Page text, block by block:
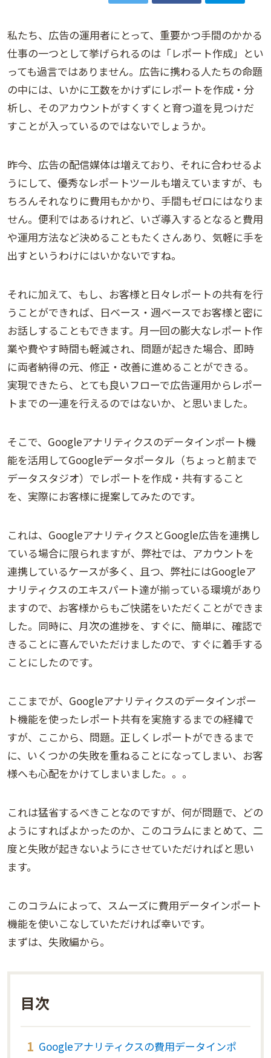
私たち、広告の運用者にとって、重要かつ手間のかかる
仕事の一つとして挙げられるのは「レポート作成」とい
っても過言ではありません。広告に携わる人たちの命題
の中には、いかに工数をかけずにレポートを作成・分
析し、そのアカウントがすくすくと育つ道を見つけだ
すことが入っているのではないでしょうか。
昨今、広告の配信媒体は増えており、それに合わせるよ
うにして、優秀なレポートツールも増えていますが、も
ちろんそれなりに費用もかかり、手間もゼロにはなりま
せん。便利ではあるけれど、いざ導入するとなると費用
や運用方法など決めることもたくさんあり、気軽に手を
出すというわけにはいかないですね。
それに加えて、もし、お客様と日々レポートの共有を行
うことができれば、日ベース・週ベースでお客様と密に
お話しすることもできます。月一回の膨大なレポート作
業や費やす時間も軽減され、問題が起きた場合、即時
に両者納得の元、修正・改善に進めることができる。
実現できたら、とても良いフローで広告運用からレポー
トまでの一連を行えるのではないか、と思いました。
そこで、Googleアナリティクスのデータインポート機
能を活用してGoogleデータポータル（ちょっと前まで
データスタジオ）でレポートを作成・共有すること
を、実際にお客様に提案してみたのです。
これは、GoogleアナリティクスとGoogle広告を連携し
ている場合に限られますが、弊社では、アカウントを
連携しているケースが多く、且つ、弊社にはGoogleア
ナリティクスのエキスパート達が揃っている環境があり
ますので、お客様からもご快諾をいただくことができま
した。同時に、月次の進捗を、すぐに、簡単に、確認で
きることに喜んでいただけましたので、すぐに着手する
ことにしたのです。
ここまでが、Googleアナリティクスのデータインポー
ト機能を使ったレポート共有を実施するまでの経緯で
すが、ここから、問題。正しくレポートができるまで
に、いくつかの失敗を重ねることになってしまい、お客
様へも心配をかけてしまいました。。。
これは猛省するべきことなのですが、何が問題で、どの
ようにすればよかったのか、このコラムにまとめて、二
度と失敗が起きないようにさせていただければと思い
ます。
このコラムによって、スムーズに費用データインポート
機能を使いこなしていただければ幸いです。
まずは、失敗編から。
目次
Googleアナリティクスの費用データインポ